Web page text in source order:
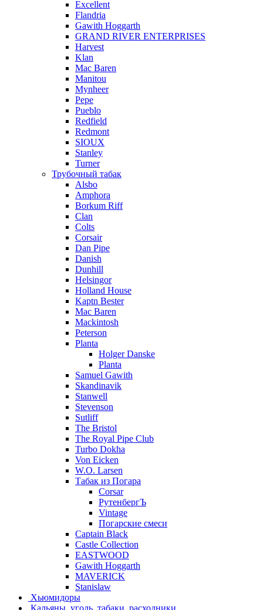
Excellent
Flandria
Gawith Hoggarth
GRAND RIVER ENTERPRISES
Harvest
Klan
Mac Baren
Manitou
Mynheer
Pepe
Pueblo
Redfield
Redmont
SIOUX
Stanley
Turner
Трубочный табак
Alsbo
Amphora
Borkum Riff
Clan
Colts
Corsair
Dan Pipe
Danish
Dunhill
Helsingor
Holland House
Kaptn Bester
Mac Baren
Mackintosh
Peterson
Planta
Holger Danske
Planta
Samuel Gawith
Skandinavik
Stanwell
Stevenson
Sutliff
The Bristol
The Royal Pipe Club
Turbo Dokha
Von Eicken
W.O. Larsen
Табак из Погара
Corsar
РутенбергЪ
Vintage
Погарские смеси
Captain Black
Castle Collection
EASTWOOD
Gawith Hoggarth
MAVERICK
Stanislaw
Хьюмидоры
Кальяны, уголь, табаки, расходники